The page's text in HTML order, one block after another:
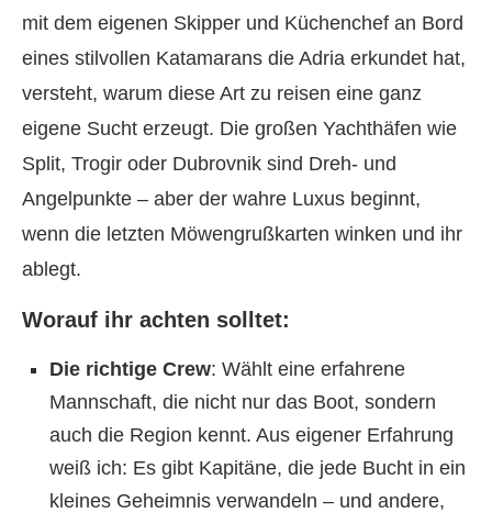
mit dem eigenen Skipper und Küchenchef an Bord
eines stilvollen Katamarans die Adria erkundet hat,
versteht, warum diese Art zu reisen eine ganz
eigene Sucht erzeugt. Die großen Yachthäfen wie
Split, Trogir oder Dubrovnik sind Dreh- und
Angelpunkte – aber der wahre Luxus beginnt,
wenn die letzten Möwengrußkarten winken und ihr
ablegt.
Worauf ihr achten solltet:
Die richtige Crew: Wählt eine erfahrene
Mannschaft, die nicht nur das Boot, sondern
auch die Region kennt. Aus eigener Erfahrung
weiß ich: Es gibt Kapitäne, die jede Bucht in ein
kleines Geheimnis verwandeln – und andere,